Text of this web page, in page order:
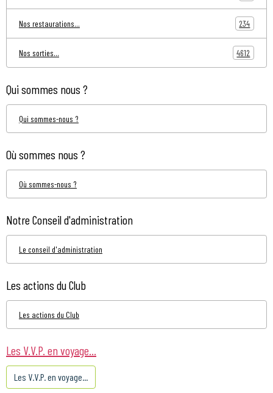
Nos restaurations... 234
Nos sorties... 4612
Qui sommes nous ?
Qui sommes-nous ?
Où sommes nous ?
Où sommes-nous ?
Notre Conseil d'administration
Le conseil d'administration
Les actions du Club
Les actions du Club
Les V.V.P. en voyage...
Les V.V.P. en voyage...